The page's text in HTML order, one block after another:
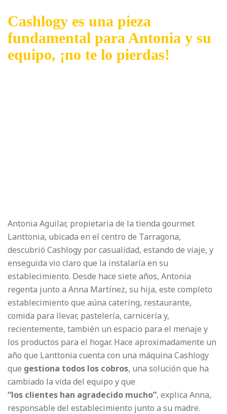
Cashlogy es una pieza
fundamental para Antonia y su
equipo, ¡no te lo pierdas!
Antonia Aguilar, propietaria de la tienda gourmet
Lanttonia, ubicada en el centro de Tarragona,
descubrió Cashlogy por casualidad, estando de viaje, y
enseguida vio claro que la instalaría en su
establecimiento. Desde hace siete años, Antonia
regenta junto a Anna Martínez, su hija, este completo
establecimiento que aúna catering, restaurante,
comida para llevar, pastelería, carnicería y,
recientemente, también un espacio para el menaje y
los productos para el hogar. Hace aproximadamente un
año que Lanttonia cuenta con una máquina Cashlogy
que gestiona todos los cobros, una solución que ha
cambiado la vida del equipo y que
“los clientes han agradecido mucho”, explica Anna,
responsable del establecimiento junto a su madre.